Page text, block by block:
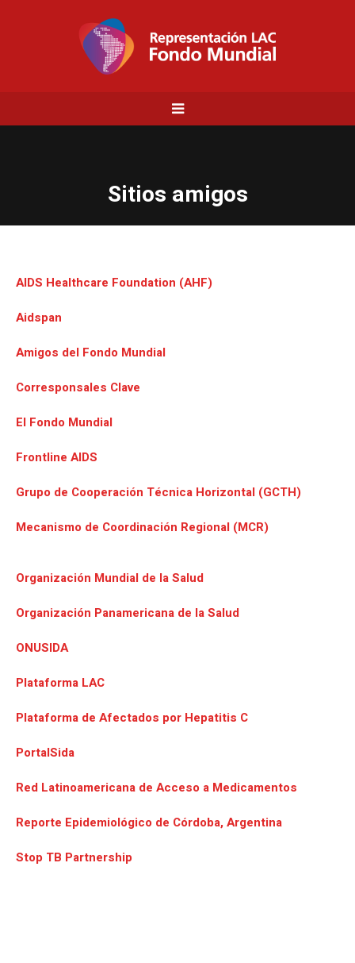
Sitios amigos
AIDS Healthcare Foundation (AHF)
Aidspan
Amigos del Fondo Mundial
Corresponsales Clave
El Fondo Mundial
Frontline AIDS
Grupo de Cooperación Técnica Horizontal (GCTH)
Mecanismo de Coordinación Regional (MCR)
Organización Mundial de la Salud
Organización Panamericana de la Salud
ONUSIDA
Plataforma LAC
Plataforma de Afectados por Hepatitis C
PortalSida
Red Latinoamericana de Acceso a Medicamentos
Reporte Epidemiológico de Córdoba, Argentina
Stop TB Partnership